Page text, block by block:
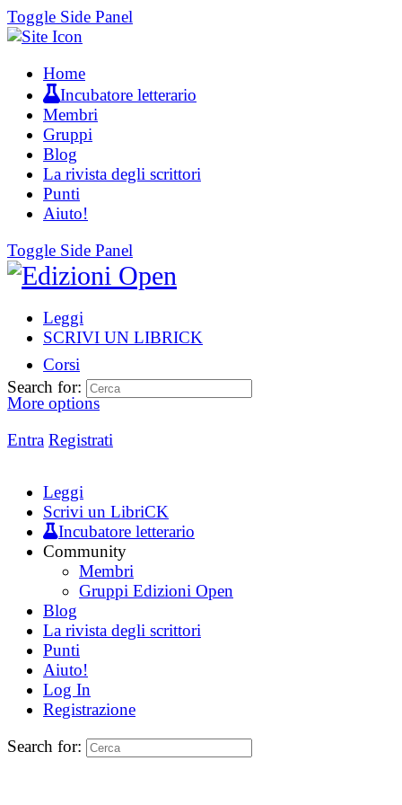
Toggle Side Panel
Home
Incubatore letterario
Membri
Gruppi
Blog
La rivista degli scrittori
Punti
Aiuto!
Toggle Side Panel
Leggi
SCRIVI UN LIBRICK
Corsi
More options
Entra Registrati
Search for:
Leggi
Scrivi un LibriCK
Incubatore letterario
Community
Membri
Gruppi Edizioni Open
Blog
La rivista degli scrittori
Punti
Aiuto!
Log In
Registrazione
Search for: